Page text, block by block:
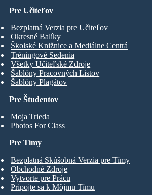
Pre Študentov
Moja Trieda
Photos For Class
Pre Učiteľov
Bezplatná Verzia pre Učiteľov
Okresné Balíky
Školské Knižnice a Mediálne Centrá
Tréningové Sedenia
Všetky Učiteľské Zdroje
Šablóny Pracovných Listov
Šablóny Plagátov
Pre Tímy
Bezplatná Skúšobná Verzia pre Tímy
Obchodné Zdroje
Vytvorte pre Prácu
Pripojte sa k Môjmu Tímu